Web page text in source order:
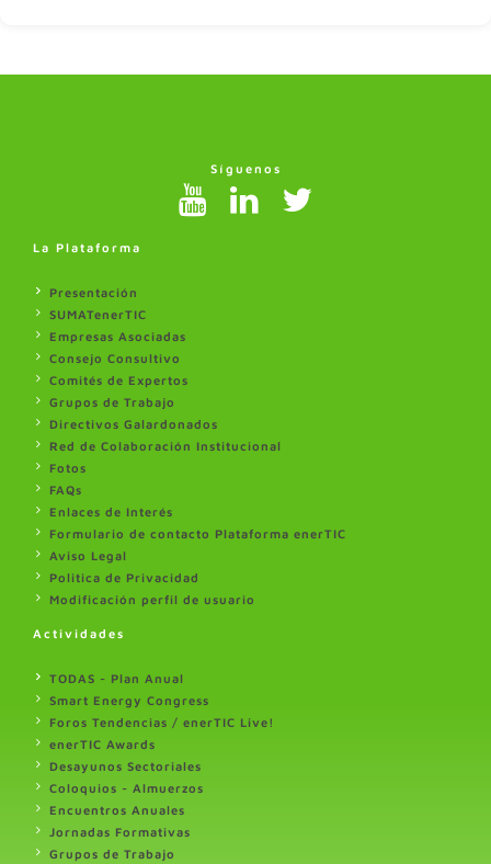
Síguenos
La Plataforma
Presentación
SUMATenerTIC
Empresas Asociadas
Consejo Consultivo
Comités de Expertos
Grupos de Trabajo
Directivos Galardonados
Red de Colaboración Institucional
Fotos
FAQs
Enlaces de Interés
Formulario de contacto Plataforma enerTIC
Aviso Legal
Politica de Privacidad
Modificación perfil de usuario
Actividades
TODAS - Plan Anual
Smart Energy Congress
Foros Tendencias / enerTIC Live!
enerTIC Awards
Desayunos Sectoriales
Coloquios - Almuerzos
Encuentros Anuales
Jornadas Formativas
Grupos de Trabajo